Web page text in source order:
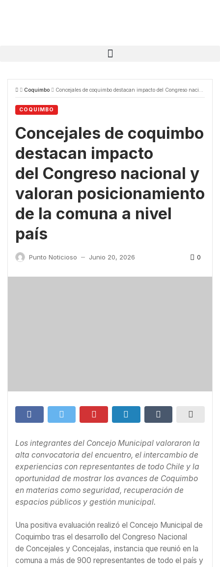
Coquimbo Concejales de coquimbo destacan impacto del Congreso nacional y valoran posicionamiento de la comuna a nivel país
COQUIMBO
Concejales de coquimbo
destacan impacto
del Congreso nacional y
valoran posicionamiento
de la comuna a nivel
país
Punto Noticioso — Junio 20, 2026 0
Los integrantes del Concejo Municipal valoraron la
alta convocatoria del encuentro, el intercambio de
experiencias con representantes de todo Chile y la
oportunidad de mostrar los avances de Coquimbo
en materias como seguridad, recuperación de
espacios públicos y gestión municipal.
Una positiva evaluación realizó el Concejo Municipal de
Coquimbo tras el desarrollo del Congreso Nacional
de Concejales y Concejalas, instancia que reunió en la
comuna a más de 900 representantes de todo el país y